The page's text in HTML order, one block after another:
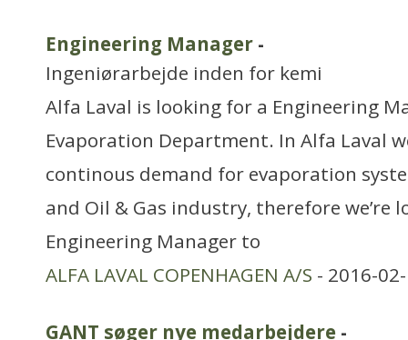
Engineering Manager -
Ingeniørarbejde inden for kemi
Alfa Laval is looking for a Engineering
Evaporation Department. In Alfa Laval
continous demand for evaporation
and Oil & Gas industry, therefore we’re
Engineering Manager to
ALFA LAVAL COPENHAGEN A/S - 2016-
GANT søger nye medarbejdere -